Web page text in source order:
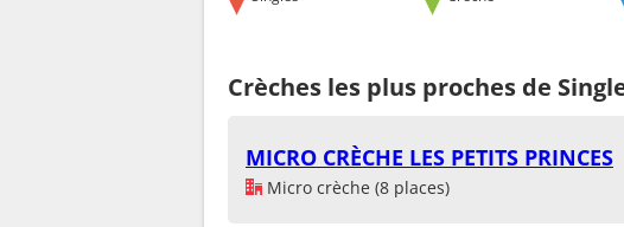
Crèches les plus proches de
MICRO CRÈCHE LES PETITS PRINCES
Micro crèche (8 places)